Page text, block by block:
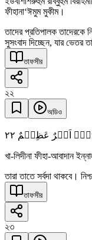
ফীহানা‘ঈমুম মুকীম।
তাদের প্রতিপালক তাদেরকে
সুসংবাদ দিচ্ছেন, যার ভেতর
তাফসীর
২২
অডিও
اَجۡرٌ عَظِیۡمٌ ٢٢
খা-লিদীনা ফীহা-আবাদান
তারা তাতে সর্বদা থাকবে।
তাফসীর
২৩